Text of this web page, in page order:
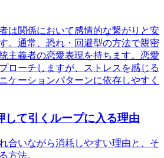
は関係において感情的な繋がりと安
。通常、恐れ・回避型の方法で親密
主義者の恋愛表現を持ちます。恋愛
ローチしますが、ストレスを感じる
ケーションパターンに依存しやすく
して引くループに入る理由
合いながら消耗しやすい理由と、そ
方法。